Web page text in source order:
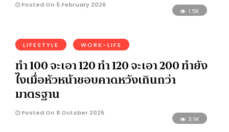
Posted On 5 February 2026
1.5K
LIFESTYLE WORK-LIFE
ทำ 100 จะเอา 120 ทำ 120 จะเอา 200 ทำยัง
ไงเมื่อหัวหน้าชอบคาดหวังเกินกว่า
มาตรฐาน
Posted On 8 October 2025
3.1K